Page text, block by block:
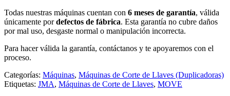
Todas nuestras máquinas cuentan con 6 meses de garantía, válida
únicamente pordefectos de fábrica. Esta garantía no cubre daños
por mal uso, desgaste normal o manipulación incorrecta.
Para hacer válida la garantía, contáctanos y te apoyaremos con el
proceso.
Categorías: Máquinas, Máquinas de Corte de Llaves (Duplicadoras)
Etiquetas: JMA, Máquinas de Corte de Llaves, MOVE